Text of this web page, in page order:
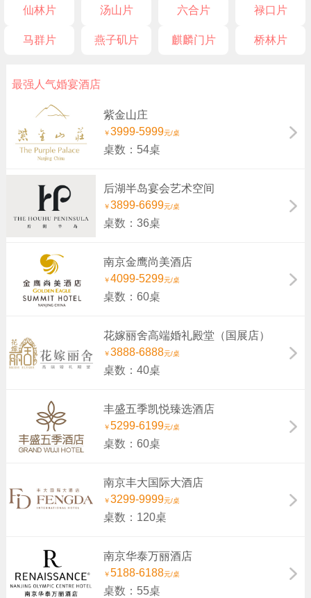
仙林片 汤山片 六合片 禄口片
马群片 燕子矶片 麒麟门片 桥林片
最强人气婚宴酒店
紫金山庄
￥3999-5999元/桌
桌数：54桌
后湖半岛宴会艺术空间
￥3899-6699元/桌
桌数：36桌
南京金鹰尚美酒店
￥4099-5299元/桌
桌数：60桌
花嫁丽舍高端婚礼殿堂（国展店）
￥3888-6888元/桌
桌数：40桌
丰盛五季凯悦臻选酒店
￥5299-6199元/桌
桌数：60桌
南京丰大国际大酒店
￥3299-9999元/桌
桌数：120桌
南京华泰万丽酒店
￥5188-6188元/桌
桌数：55桌